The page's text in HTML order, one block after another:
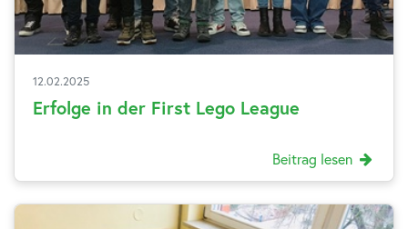
12.02.2025
Erfolge in der First Lego League
Beitrag lesen